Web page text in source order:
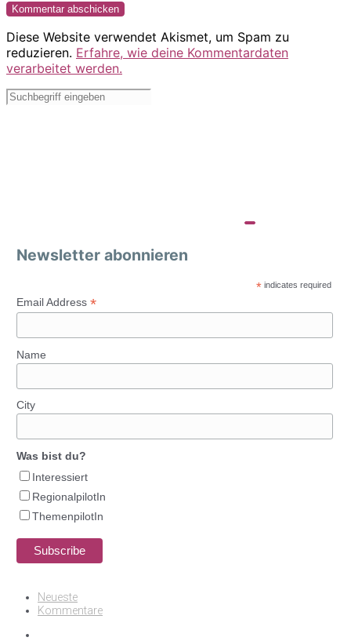
Diese Website verwendet Akismet, um Spam zu
reduzieren. Erfahre, wie deine Kommentardaten
verarbeitet werden.
Newsletter abonnieren
* indicates required
Email Address *
Name
City
Was bist du?
Interessiert
RegionalpilotIn
ThemenpilotIn
Neueste
Kommentare